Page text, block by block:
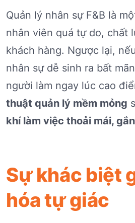
Quản lý nhân sự F&B là
nhân viên quá tự do, chất
khách hàng. Ngược lại,
nhân sự dễ sinh ra bất
người làm ngay lúc cao
thuật quản lý mềm mỏng
khí làm việc thoải mái,
Sự khác biệt
hóa tự giác